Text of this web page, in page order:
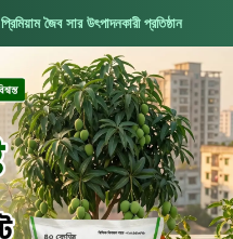
প্রিমিয়াম জৈব সার উৎপাদনকারী প্রতিষ্ঠান